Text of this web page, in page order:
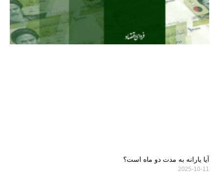
آیا یارانه به مدت دو ماه است؟
2025-10-11